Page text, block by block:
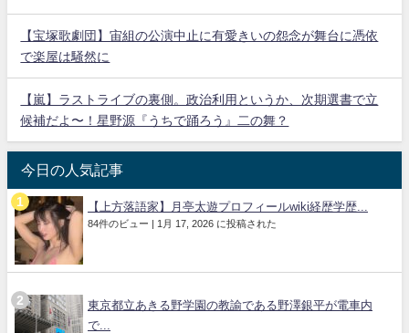
【宝塚歌劇団】宙組の公演中止に有愛きいの怨念が舞台に憑依
で楽屋は騒然に
【嵐】ラストライブの裏側。政治利用というか、次期選書で立
候補だよ〜！星野源『うちで踊ろう』二の舞？
今日の人気記事
【上方落語家】月亭太遊プロフィールwiki経歴学歴...
84件のビュー | 1月 17, 2026 に投稿された
東京都立あきる野学園の教諭である野澤銀平が電車内
で...